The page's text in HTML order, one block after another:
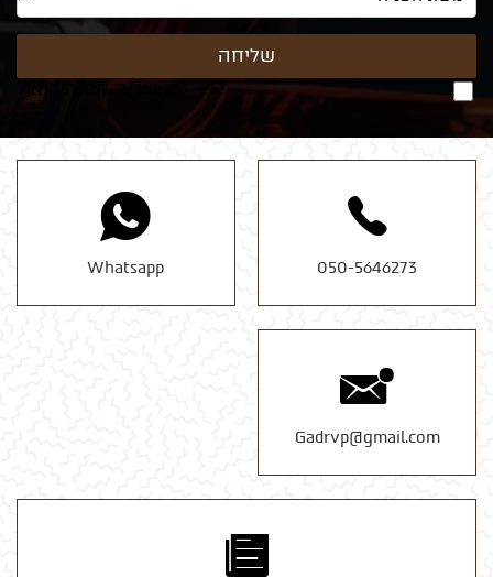
מאשר/ת קבלת דוא"ל
050-5646273
Whatsapp
Gadrvp@gmail.com